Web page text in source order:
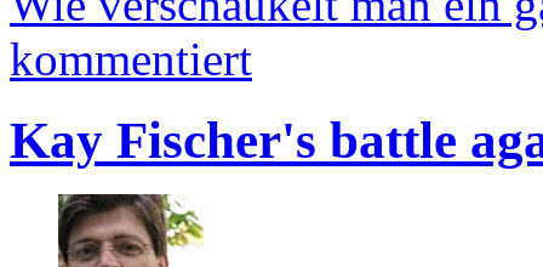
kommentiert
Kay Fischer's battle